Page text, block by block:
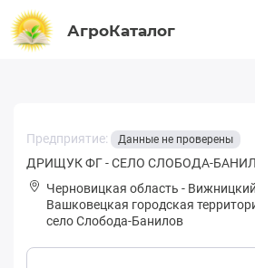
АгроКаталог
Предприятие: Данные не проверены
ДРИЩУК ФГ - СЕЛО СЛОБОДА-
Черновицкая область -
Вaшковeцкая городская
село Слобода-Банилов